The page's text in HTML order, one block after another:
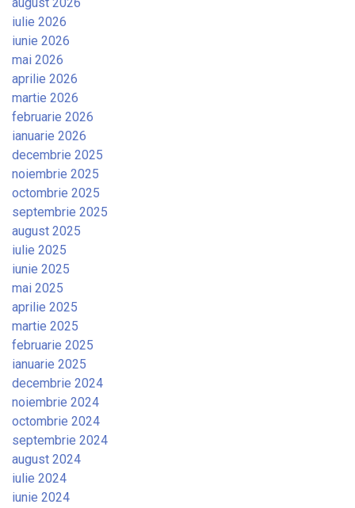
iulie 2026
iunie 2026
mai 2026
aprilie 2026
martie 2026
februarie 2026
ianuarie 2026
decembrie 2025
noiembrie 2025
octombrie 2025
septembrie 2025
august 2025
iulie 2025
iunie 2025
mai 2025
aprilie 2025
martie 2025
februarie 2025
ianuarie 2025
decembrie 2024
noiembrie 2024
octombrie 2024
septembrie 2024
august 2024
iulie 2024
iunie 2024